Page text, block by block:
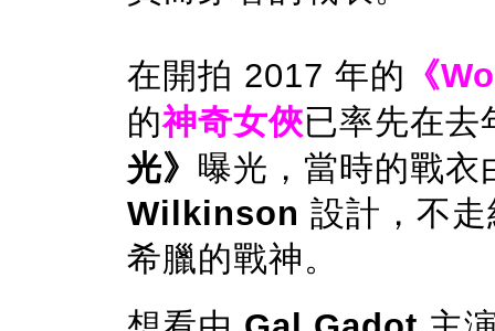
在開拍 2017 年的 《
的神奇女俠已率先在去
光》 曝光，當時的戰
Wilkinson 設計，不
希臘的戰神。